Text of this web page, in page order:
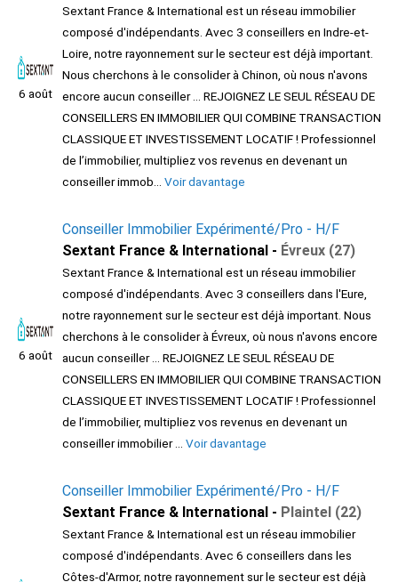
6 août
Sextant France & International est un réseau immobilier
composé d'indépendants. Avec 3 conseillers en Indre-et-
Loire, notre rayonnement sur le secteur est déjà important.
Nous cherchons à le consolider à Chinon, où nous n'avons
encore aucun conseiller ... REJOIGNEZ LE SEUL RÉSEAU DE
CONSEILLERS EN IMMOBILIER QUI COMBINE TRANSACTION
CLASSIQUE ET INVESTISSEMENT LOCATIF ! Professionnel
de l’immobilier, multipliez vos revenus en devenant un
conseiller immob... Voir davantage
6 août
Conseiller Immobilier Expérimenté/Pro - H/F
Sextant France & International - Évreux (27)
Sextant France & International est un réseau immobilier
composé d'indépendants. Avec 3 conseillers dans l'Eure,
notre rayonnement sur le secteur est déjà important. Nous
cherchons à le consolider à Évreux, où nous n'avons encore
aucun conseiller ... REJOIGNEZ LE SEUL RÉSEAU DE
CONSEILLERS EN IMMOBILIER QUI COMBINE TRANSACTION
CLASSIQUE ET INVESTISSEMENT LOCATIF ! Professionnel
de l’immobilier, multipliez vos revenus en devenant un
conseiller immobilier ... Voir davantage
Conseiller Immobilier Expérimenté/Pro - H/F
Sextant France & International - Plaintel (22)
Sextant France & International est un réseau immobilier
composé d'indépendants. Avec 6 conseillers dans les
Côtes-d'Armor, notre rayonnement sur le secteur est déjà